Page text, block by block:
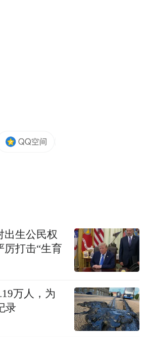
度的高效转化，搭配350L超
倍率液冷超充，仅需15分钟
充到80%，快速补能保证运
云控风险预警，有效防热失
机位置自识别、BMS自适应
离、系统防火设计与防弹涂
护等级达IP68。通过2-4倍国
出生公民权
厉打击“生育
万人，为
录